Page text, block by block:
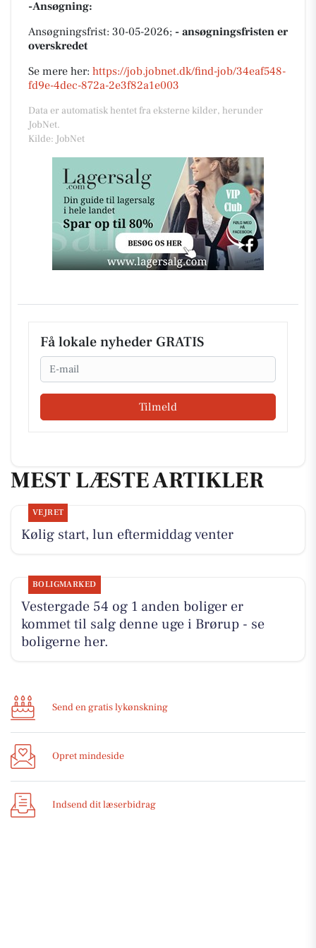
-Ansøgning:
Ansøgningsfrist: 30-05-2026; - ansøgningsfristen er
overskredet
Se mere her: https://job.jobnet.dk/find-job/34eaf548-
fd9e-4dec-872a-2e3f82a1e003
Data er automatisk hentet fra eksterne kilder, herunder
JobNet.
Kilde: JobNet
Få lokale nyheder GRATIS
Email
Tilmeld
MEST LÆSTE ARTIKLER
VEJRET
Kølig start, lun eftermiddag venter
BOLIGMARKED
Vestergade 54 og 1 anden boliger er
kommet til salg denne uge i Brørup - se
boligerne her.
Send en gratis lykønskning
Opret mindeside
Indsend dit læserbidrag